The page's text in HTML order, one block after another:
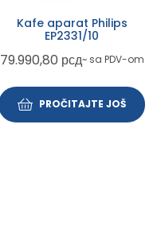
Kafe aparat Philips
EP2331/10
79.990,80 рсд~ sa PDV-om
PROČITAJTE JOŠ